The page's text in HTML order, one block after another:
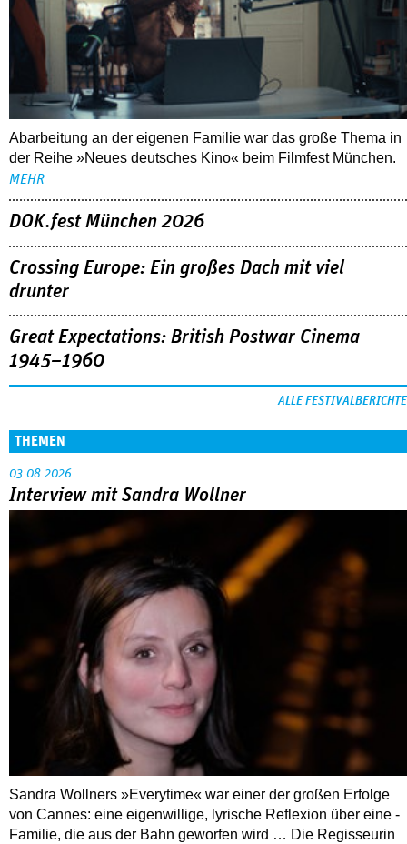
Abarbeitung an der eigenen Familie war das große Thema in
der Reihe »Neues deutsches Kino« beim Filmfest München.
MEHR
DOK.fest München 2026
Crossing Europe: Ein großes Dach mit viel
drunter
Great Expectations: British Postwar Cinema
1945–1960
ALLE FESTIVALBERICHTE
THEMEN
03.08.2026
Interview mit Sandra Wollner
Sandra Wollners »Everytime« war einer der großen Erfolge
von Cannes: eine eigenwillige, lyrische Reflexion über eine ­
Familie, die aus der Bahn geworfen wird … Die Regisseurin